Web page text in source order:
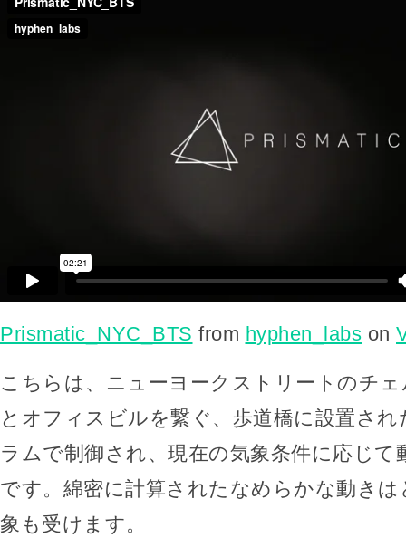
Prismatic_NYC_BTS from hyphen_labs on
こちらは、ニューヨークストリートのチ
とオフィスビルを繋ぐ、歩道橋に設置さ
ラムで制御され、現在の気象条件に応じて
です。綿密に計算されたなめらかな動き
象も受けます。